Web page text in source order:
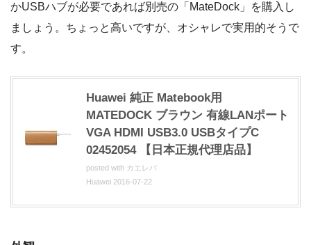
かUSBハブが必要であれば別売の「MateDock」を購入し
ましょう。ちょっと高いですが、オシャレで実用的そうで
す。
Huawei 純正 Matebook用
MATEDOCK ブラウン 有線LANポート
VGA HDMI USB3.0 USBタイプC
02452054 【日本正規代理店品】
posted with カエレバ
Huawei 2016-07-22